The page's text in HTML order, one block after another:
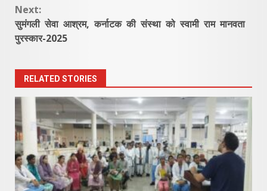
Next:
सुमंगली सेवा आश्रम, कर्नाटक की संस्था को स्वामी राम मानवता
पुरस्कार-2025
RELATED STORIES